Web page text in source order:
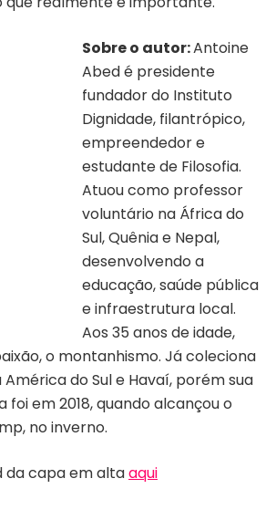
Sobre o autor:Antoine
Abed é presidente
fundador do Instituto
Dignidade, filantrópico,
empreendedor e
estudante de Filosofia.
Atuou como professor
voluntário na África do
Sul, Quênia e Nepal,
desenvolvendo a
educação, saúde pública
e infraestrutura local.
Aos 35 anos de idade,
o montanhismo. Já coleciona
do Sul e Havaí, porém sua
foi em 2018, quando alcançou o
no inverno.
da capa em altaaqui